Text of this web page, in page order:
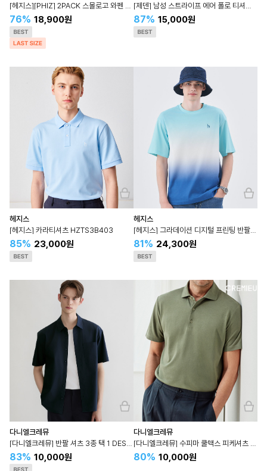
[헤지스][PHIZ] 2PACK 스몰로고 와펜 반팔티 SPTS4E901
76% 18,900원
[제덴] 남성 스트라이프 에어 폴로 티셔츠 ZMTS5B004
87% 15,000원
헤지스
[헤지스] 카라티셔츠 HZTS3B403
85% 23,000원
헤지스
[헤지스] 그라데이션 디지털 프린팅 반팔 티셔츠 HZTS4B611
81% 24,300원
다니엘크레뮤
[다니엘크레뮤] 반팔 셔츠 3종 택 1 DESH5B001N
83% 10,000원
다니엘크레뮤
[다니엘크레뮤] 수피마 쿨맥스 피케셔츠 DESH5B002N
80% 10,000원